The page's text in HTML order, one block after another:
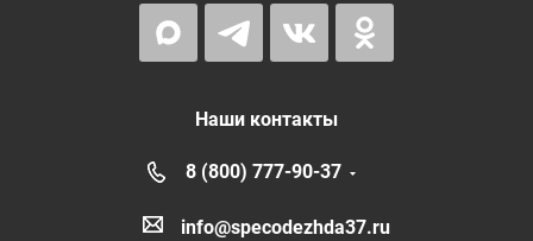
Наши контакты
8 (800) 777-90-37
info@specodezhda37.ru